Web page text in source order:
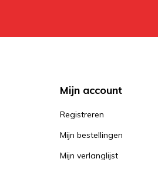
Mijn account
Registreren
Mijn bestellingen
Mijn verlanglijst